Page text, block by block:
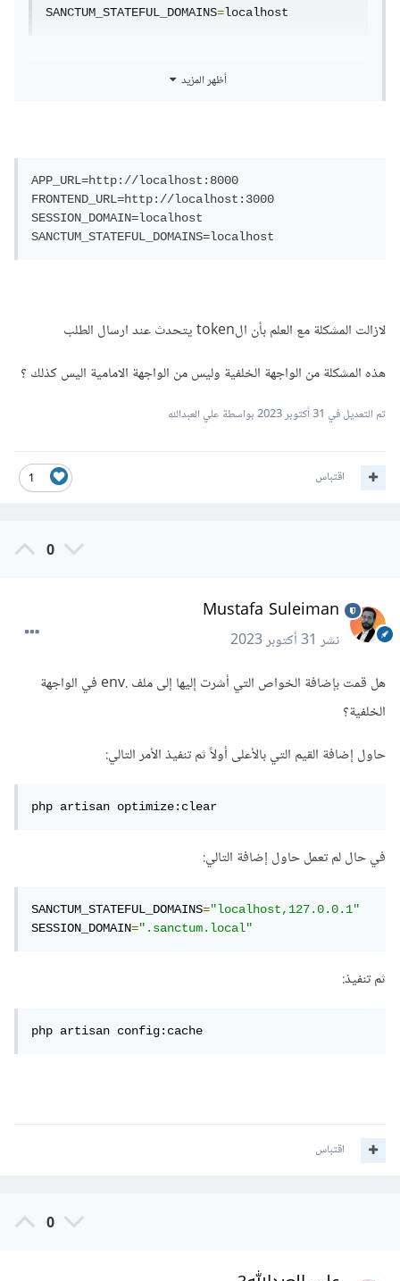
SANCTUM_STATEFUL_DOMAINS=localhost
أظهر المزيد
APP_URL=http://localhost:8000
FRONTEND_URL=http://localhost:3000
SESSION_DOMAIN=localhost
لازالت المشكلة مع العلم بأن الtoken يتحدث عند ارسال الطلب
هذه المشكلة من الواجهة الخلفية وليس من الواجهة الامامية اليس كذلك ؟
تم التعديل في 31 أكتوبر 2023 بواسطة علي العبدالله
1 اقتباس
0
Mustafa Suleiman
نشر31 أكتوبر 2023
هل قمت بإضافة الخواص التي أشرت إليها إلى ملف .env في الواجهة
الخلفية؟
حاول إضافة القيم التي بالأعلى أولاً ثم تنفيذ الأمر التالي:
php artisan optimize:clear
في حال لم تعمل حاول إضافة التالي:
SANCTUM_STATEFUL_DOMAINS="localhost,127.0.0.1"
SESSION_DOMAIN=".sanctum.local"
ثم تنفيذ:
php artisan config:cache
اقتباس
0